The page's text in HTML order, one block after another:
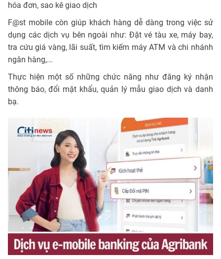
hóa đơn, sao kê giao dịch
F@st mobile còn giúp khách hàng dễ dàng trong việc sử
dụng các dịch vụ bên ngoài như: Đặt vé tàu xe, máy bay,
tra cứu giá vàng, lãi suất, tìm kiếm máy ATM và chi nhánh
ngân hàng,...
Thực hiện một số những chức năng như đăng ký nhận
thông báo, đổi mật khẩu, quản lý mẫu giao dịch và danh
bạ.